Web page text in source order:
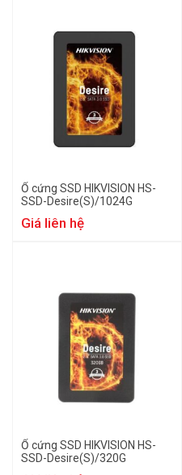
Ổ cứng SSD HIKVISION HS-
SSD-Desire(S)/1024G
Giá liên hệ
Ổ cứng SSD HIKVISION HS-
SSD-Desire(S)/320G